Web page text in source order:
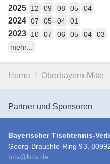
2025 12 09 08 05 04
2024 07 05 04 01
2023 10 07 06 05 04
03
mehr...
Home Oberbayern-Mitte
Partner und Sponsoren
Bayerischer Tischtennis-
Georg-Brauchle-Ring 93,
bttv@bttv.de